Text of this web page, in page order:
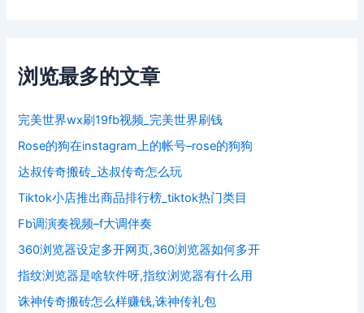
浏览最多的文章
完美世界wx刷19fb视频_完美世界刷钱
Rose的狗在instagram上的帐号–rose的狗狗
达叔传奇搬砖_达叔传奇怎么玩
Tiktok小店推出商品排行榜_tiktok热门类目
Fb调演奏视频–f大调伴奏
360浏览器设定多开网页,360浏览器如何多开
指纹浏览器是啥软件呀,指纹浏览器有什么用
诛神传奇搬砖怎么样赚钱,诛神传礼包